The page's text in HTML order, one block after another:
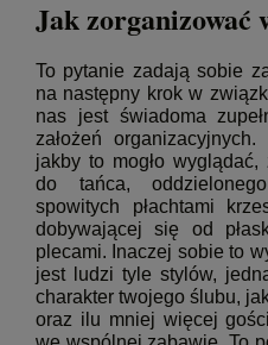
Jak zorganizować
To pytanie zadają sobie
na następny krok w
nas jest świadoma
założeń
jakby to mogło
do tańca,
spowitych płachtami
dobywającej się od
plecami. Inaczej sobie to
jest ludzi tyle stylów,
charakter twojego ślubu,
oraz ilu mniej więcej